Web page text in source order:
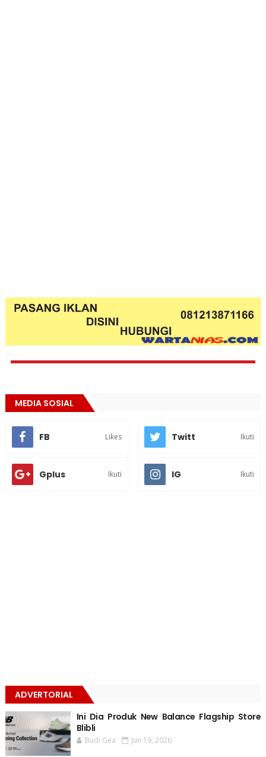
MEDIA SOSIAL
FB Likes Twitt Ikuti
Gplus Ikuti IG Ikuti
ADVERTORIAL
Ini Dia Produk New Balance Flagship Store
Blibli
Budi Gea Jun 19, 2026